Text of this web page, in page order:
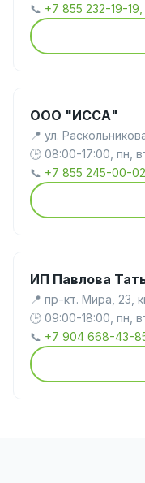
📞 +7 855 232-19-
ООО "ИССА"
📍 ул.
🕒 08:00-17:00, пн,
📞 +7 855 245-00-
ИП Павлова
📍 пр-кт. Мира, 23,
🕒 09:00-18:00, пн,
📞 +7 904 668-43-